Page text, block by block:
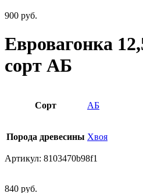
900 руб.
Евровагонка
сорт АБ
Сорт АБ
Порода древесины Хвоя
Артикул: 8103470b98f1
840 руб.